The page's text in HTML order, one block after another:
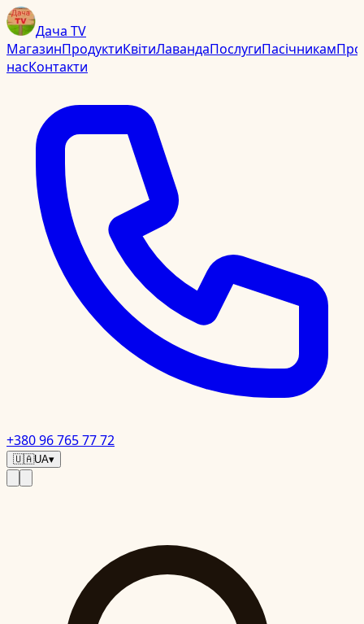
Дача TV
МагазинПродуктиКвітиЛавандаПослугиПасічникамПро
насКонтакти
+380 96 765 77 72
🇺🇦UA▾